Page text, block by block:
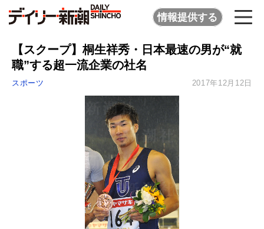
情報提供する
【スクープ】桐生祥秀・日本最速の男が“就
職”する超一流企業の社名
スポーツ 2017年12月12日